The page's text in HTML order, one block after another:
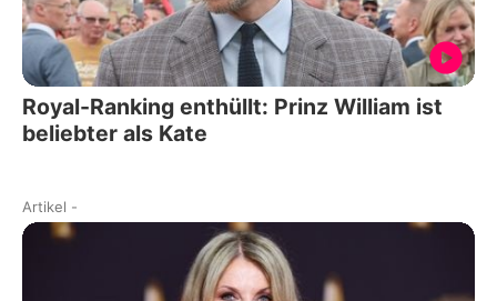
Royal-Ranking enthüllt: Prinz William ist
beliebter als Kate
Artikel -